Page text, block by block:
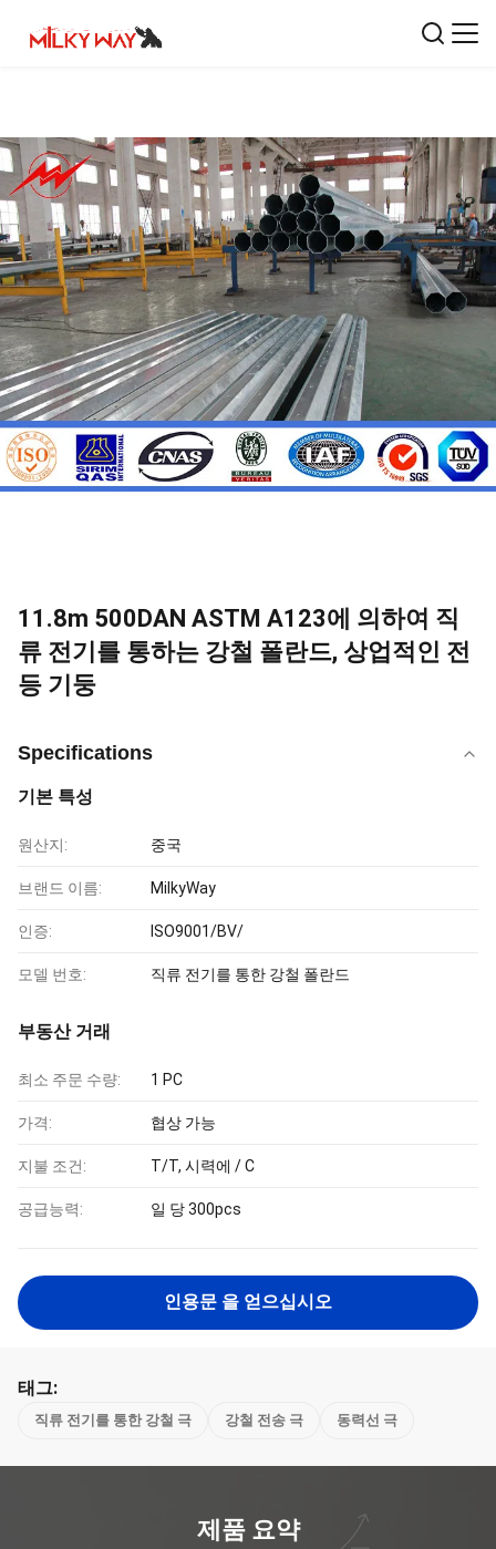
11.8m 500DAN ASTM A123에 의하여 직
류 전기를 통하는 강철 폴란드, 상업적인 전
등 기둥
Specifications
기본 특성
원산지: 중국
브랜드 이름: MilkyWay
인증: ISO9001/BV/
모델 번호: 직류 전기를 통한 강철 폴란드
부동산 거래
최소 주문 수량: 1 PC
가격: 협상 가능
지불 조건: T/T, 시력에 / C
공급능력: 일 당 300pcs
인용문 을 얻으십시오
태그:
직류 전기를 통한 강철 극 강철 전송 극 동력선 극
제품 요약